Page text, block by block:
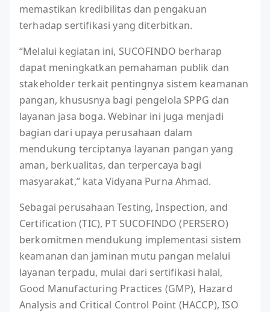
memastikan kredibilitas dan pengakuan
terhadap sertifikasi yang diterbitkan.
“Melalui kegiatan ini, SUCOFINDO berharap
dapat meningkatkan pemahaman publik dan
stakeholder terkait pentingnya sistem keamanan
pangan, khususnya bagi pengelola SPPG dan
layanan jasa boga. Webinar ini juga menjadi
bagian dari upaya perusahaan dalam
mendukung terciptanya layanan pangan yang
aman, berkualitas, dan terpercaya bagi
masyarakat,” kata Vidyana Purna Ahmad.
Sebagai perusahaan Testing, Inspection, and
Certification (TIC), PT SUCOFINDO (PERSERO)
berkomitmen mendukung implementasi sistem
keamanan dan jaminan mutu pangan melalui
layanan terpadu, mulai dari sertifikasi halal,
Good Manufacturing Practices (GMP), Hazard
Analysis and Critical Control Point (HACCP), ISO